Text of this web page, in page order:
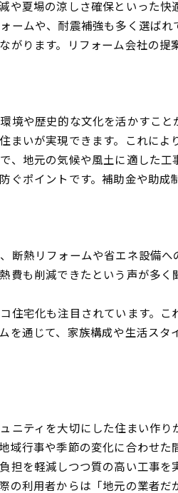
夏場の涼しさ確保といった快
ームや、耐震補強も多く選ば
ります。リフォーム会社の提
境や歴史的な文化を活かすこ
いが実現できます。これによ
、地元の気候や風土に適した
ポイントです。補助金や助成
断熱リフォームや省エネ設備
費も削減できたという声が多
住宅化も注目されています。
を通じて、家族構成や生活ス
ニティを大切にした住まい作
行事や季節の変化に合わせ
を軽減しつつ質の高い工事
の利用者からは「地元の業者